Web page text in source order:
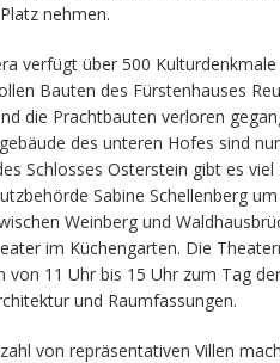
nehmen.
verfügt über 500
Bauten des Fürstenhauses
die Prachtbauten verloren
des unteren Hofes sind
Schlosses Osterstein gibt es
Sabine Schellenberg
Weinberg und
im Küchengarten. Die
von 11 Uhr bis 15 Uhr zum Tag
und Raumfassungen.
von repräsentativen Villen